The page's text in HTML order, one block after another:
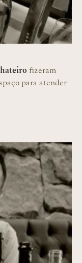
fizeram
para atender